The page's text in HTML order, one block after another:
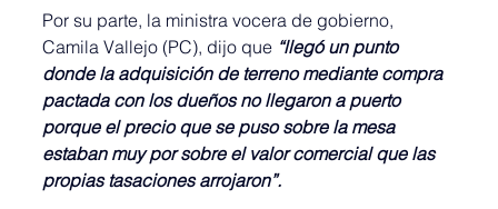
Por su parte, la ministra vocera de gobierno,
Camila Vallejo (PC), dijo que “llegó un punto
donde la adquisición de terreno mediante compra
pactada con los dueños no llegaron a puerto
porque el precio que se puso sobre la mesa
estaban muy por sobre el valor comercial que las
propias tasaciones arrojaron”.